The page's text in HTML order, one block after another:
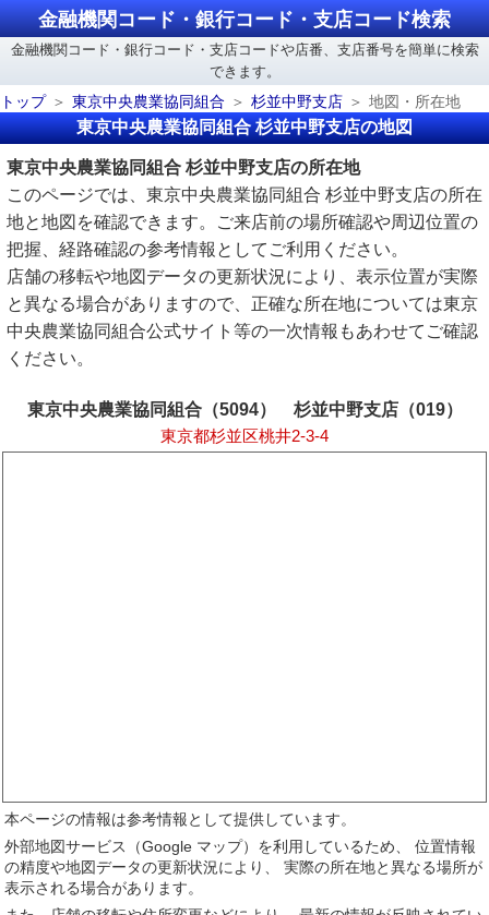
金融機関コード・銀行コード・支店コード検索
金融機関コード・銀行コード・支店コードや店番、支店番号を簡単に検索
できます。
トップ
東京中央農業協同組合 杉並中野支店 地図・所在地
東京中央農業協同組合 杉並中野支店の地図
東京中央農業協同組合 杉並中野支店の所在地
このページでは、東京中央農業協同組合 杉並中野支店の所在
地と地図を確認できます。ご来店前の場所確認や周辺位置の
把握、経路確認の参考情報としてご利用ください。
店舗の移転や地図データの更新状況により、表示位置が実際
と異なる場合がありますので、正確な所在地については東京
中央農業協同組合公式サイト等の一次情報もあわせてご確認
ください。
東京中央農業協同組合（5094） 杉並中野支店（019）
東京都杉並区桃井2-3-4
本ページの情報は参考情報として提供しています。
外部地図サービス（Google マップ）を利用しているため、 位置情報
の精度や地図データの更新状況により、 実際の所在地と異なる場所が
表示される場合があります。